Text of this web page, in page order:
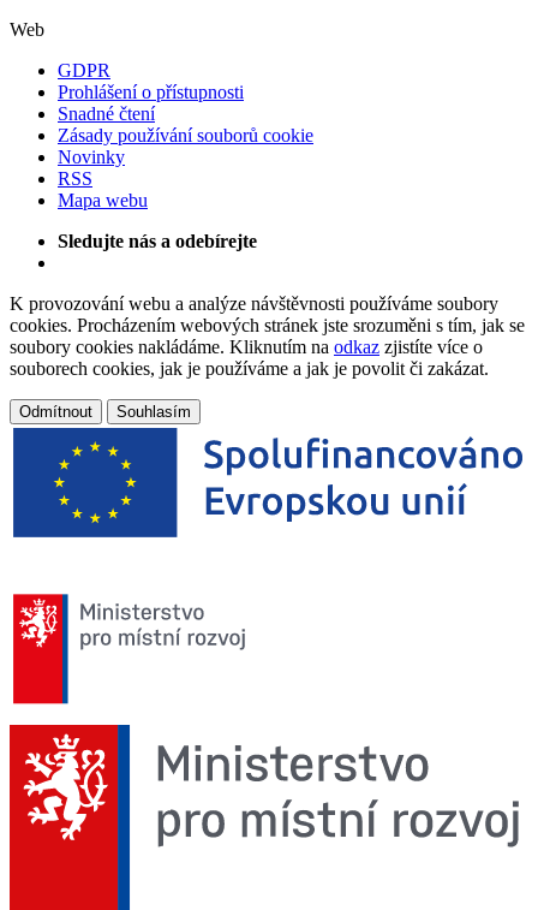
Web
GDPR
Prohlášení o přístupnosti
Snadné čtení
Zásady používání souborů cookie
Novinky
RSS
Mapa webu
Sledujte nás a odebírejte
K provozování webu a analýze návštěvnosti používáme soubory
cookies. Procházením webových stránek jste srozuměni s tím, jak se
soubory cookies nakládáme. Kliknutím na odkaz zjistíte více o
souborech cookies, jak je používáme a jak je povolit či zakázat.
Odmítnout Souhlasím